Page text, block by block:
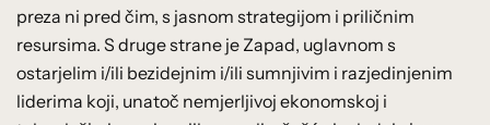
preza ni pred čim, s jasnom strategijom i priličnim
resursima. S druge strane je Zapad, uglavnom s
ostarjelim i/ili bezidejnim i/ili sumnjivim i razjedinjenim
liderima koji, unatoč nemjerljivoj ekonomskoj i